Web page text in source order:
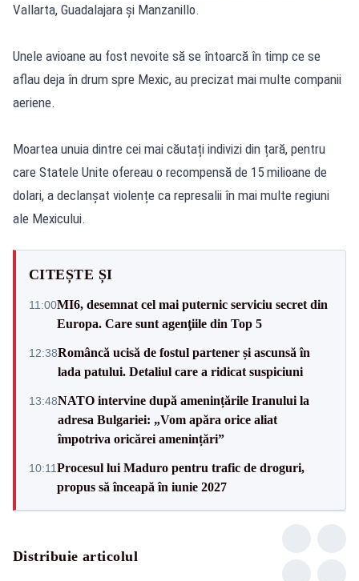
Vallarta, Guadalajara și Manzanillo.
Unele avioane au fost nevoite să se întoarcă în timp ce se
aflau deja în drum spre Mexic, au precizat mai multe companii
aeriene.
Moartea unuia dintre cei mai căutați indivizi din țară, pentru
care Statele Unite ofereau o recompensă de 15 milioane de
dolari, a declanșat violențe ca represalii în mai multe regiuni
ale Mexicului.
CITEȘTE ȘI
11:00MI6, desemnat cel mai puternic serviciu secret din
Europa. Care sunt agenţiile din Top 5
12:38Româncă ucisă de fostul partener și ascunsă în
lada patului. Detaliul care a ridicat suspiciuni
13:48NATO intervine după amenințările Iranului la
adresa Bulgariei: „Vom apăra orice aliat
împotriva oricărei amenințări”
10:11Procesul lui Maduro pentru trafic de droguri,
propus să înceapă în iunie 2027
Distribuie articolul